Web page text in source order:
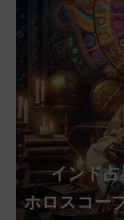
インド占
ホロスコー